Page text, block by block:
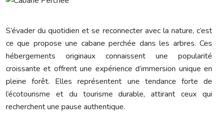
S’évader du quotidien et se reconnecter avec la nature, c’est
ce que propose une cabane perchée dans les arbres. Ces
hébergements originaux connaissent une popularité
croissante et offrent une expérience d’immersion unique en
pleine forêt. Elles représentent une tendance forte de
l’écotourisme et du tourisme durable, attirant ceux qui
recherchent une pause authentique.